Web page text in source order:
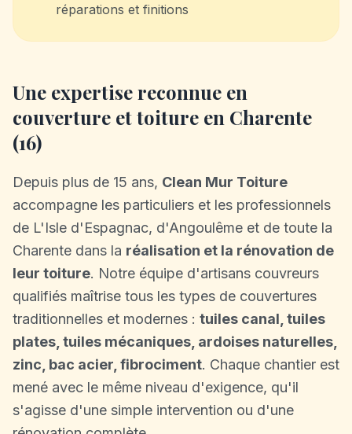
réparations et finitions
Une expertise reconnue en
couverture et toiture en Charente
(16)
Depuis plus de 15 ans, Clean Mur Toiture
accompagne les particuliers et les professionnels
de L'Isle d'Espagnac, d'Angoulême et de toute la
Charente dans la réalisation et la rénovation de
leur toiture. Notre équipe d'artisans couvreurs
qualifiés maîtrise tous les types de couvertures
traditionnelles et modernes : tuiles canal, tuiles
plates, tuiles mécaniques, ardoises naturelles,
zinc, bac acier, fibrociment. Chaque chantier est
mené avec le même niveau d'exigence, qu'il
s'agisse d'une simple intervention ou d'une